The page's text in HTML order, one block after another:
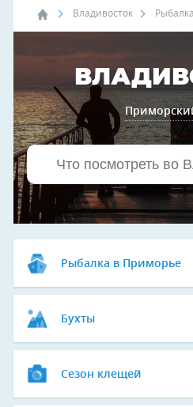
Владивосток Рыбалка
Рыбалка в Приморье
Бухты
Сезон клещей